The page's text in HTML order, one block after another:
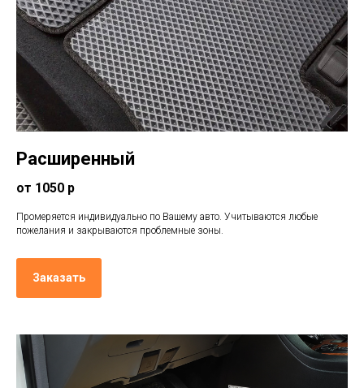
Расширенный
от 1050 р
Промеряется индивидуально по Вашему авто. Учитываются любые
пожелания и закрываются проблемные зоны.
Заказать